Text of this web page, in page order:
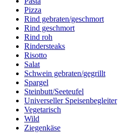
Pizza
Rind gebraten/geschmort
Rind geschmort
Rind roh
Rindersteaks
Risotto
Salat
Schwein gebraten/gegrillt
Spargel
Steinbutt/Seeteufel
Universeller Speisenbegleiter
Vegetarisch
Wild
Ziegenkäse